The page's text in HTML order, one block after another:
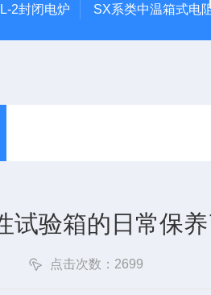
2封闭电炉 SX系类中温箱式电
试验箱的日常保
点击次数：2699